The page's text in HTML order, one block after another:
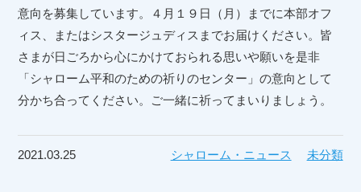
意向を募集しています。４月１９日（月）までに本部オフ
ィス、またはシスタージュディスまでお届けください。皆
さまが日ごろから心にかけておられる思いや願いを是非
「シャローム平和のための祈りのセンター」の意向として
分かち合ってください。ご一緒に祈ってまいりましょう。
2021.03.25 シャローム・ニュース 未分類